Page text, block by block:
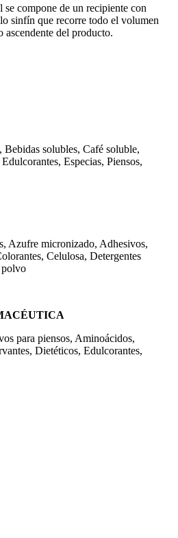
compone de un recipiente con
sinfín que recorre todo el volumen
del producto.
solubles, Café soluble,
Especias, Piensos,
Azufre micronizado, Adhesivos,
Celulosa, Detergentes
polvo
para piensos, Aminoácidos,
Dietéticos, Edulcorantes,